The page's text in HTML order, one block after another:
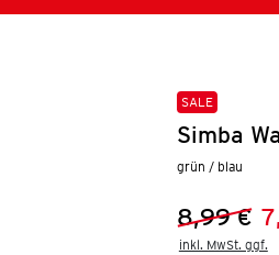
SALE
Simba
grün / blau
8,99 €
Neuer
inkl. MwSt. ggf.